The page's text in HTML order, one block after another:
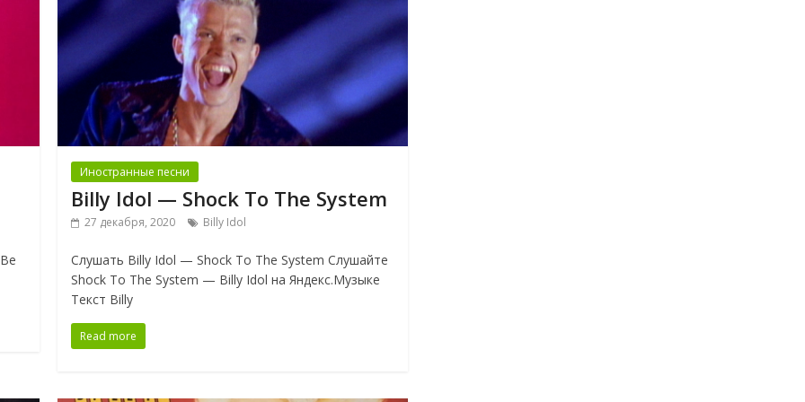
Иностранные песни
Billy Idol — Shock To The System
27 декабря, 2020 Billy Idol
Слушать Billy Idol — Shock To The System Слушайте
Shock To The System — Billy Idol на Яндекс.Музыке
Текст Billy
Read more